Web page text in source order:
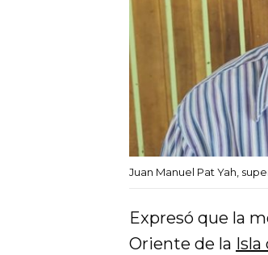
Juan Manuel Pat Yah,
Expresó que la
Oriente de la Isla